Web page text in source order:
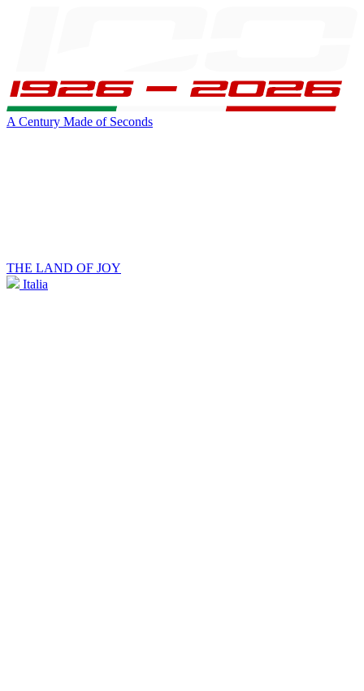
A Century Made of Seconds
THE LAND OF JOY
Italia